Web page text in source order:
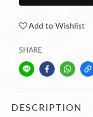
Add to Wishlist
SHARE
DESCRIPTION